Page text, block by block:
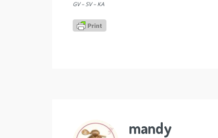
GV – SV – KA
mandy